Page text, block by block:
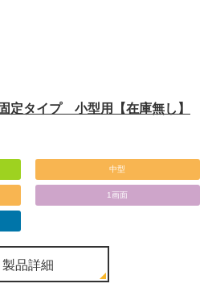
定タイプ 小型用【在庫無し】
中型
1画面
製品詳細